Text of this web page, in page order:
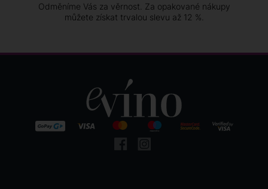
Odměníme Vás za věrnost. Za opakované nákupy
můžete získat trvalou slevu až 12 %.